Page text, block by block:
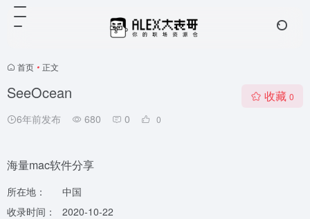
首页 • 正文
SeeOcean
6年前发布 680 0 0
收藏 0
海量mac软件分享
所在地：
中国
收录时间：
2020-10-22